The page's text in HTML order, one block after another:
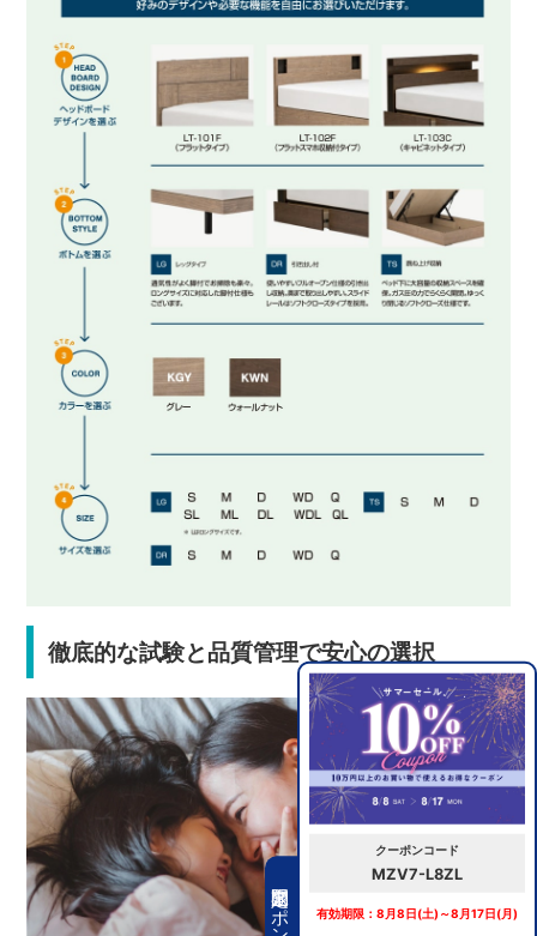
期間限定クーポン
クーポンコード
MZV7-L8ZL
有効期限：8月8日(土)～8月17日(月)
徹底的な試験と品質管理で安心の選択